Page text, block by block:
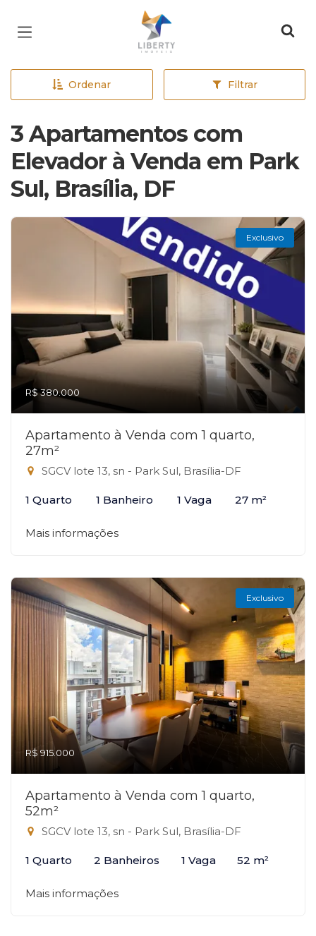
Página inicial
Ordenar Filtrar
3 Apartamentos com
Elevador à Venda em Park
Sul, Brasília, DF
Exclusivo
R$ 380.000
Apartamento à Venda com 1 quarto,
27m²
SGCV lote 13, sn - Park Sul, Brasília-DF
1 Quarto 1 Banheiro 1 Vaga 27 m²
Mais informações
Exclusivo
R$ 915.000
Apartamento à Venda com 1 quarto,
52m²
SGCV lote 13, sn - Park Sul, Brasília-DF
1 Quarto 2 Banheiros 1 Vaga 52 m²
Mais informações